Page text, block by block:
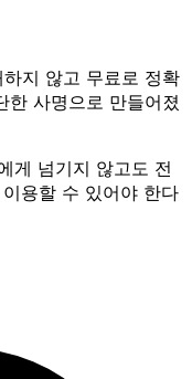
지 않고 무료로 정확
한 사명으로 만들어졌
게 넘기지 않고도 전
용할 수 있어야 한다